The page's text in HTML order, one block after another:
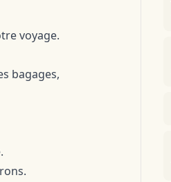
voyage.
bagages,